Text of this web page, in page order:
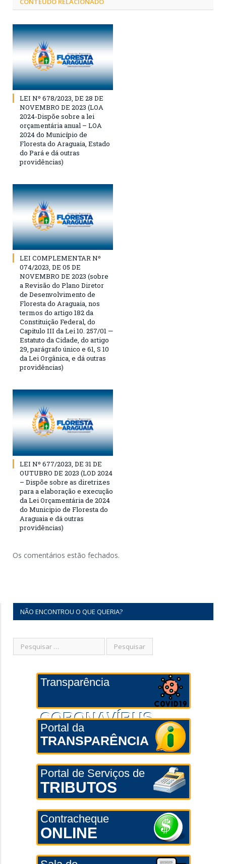
LEI Nº 678/2023, DE 28 DE
NOVEMBRO DE 2023 (LOA
2024-Dispõe sobre a lei
orçamentária anual – LOA
2024 do Município de
Floresta do Araguaia, Estado
do Pará e dá outras
providências)
LEI COMPLEMENTAR Nº
074/2023, DE 05 DE
NOVEMBRO DE 2023 (sobre
a Revisão do Plano Diretor
de Desenvolvimento de
Floresta do Araguaia, nos
termos do artigo 182 da
Constituição Federal, do
Capitulo III da Lei 10. 257/01 —
Estatuto da Cidade, do artigo
29, parágrafo único e 61, S 10
da Lei Orgânica, e dá outras
providências)
LEI Nº 677/2023, DE 31 DE
OUTUBRO DE 2023 (LOD 2024
– Dispõe sobre as diretrizes
para a elaboração e execução
da Lei Orçamentária de 2024
do Municipio de Floresta do
Araguaia e dá outras
providências)
Os comentários estão fechados.
NÃO ENCONTROU O QUE QUERIA?
Transparência
CORONAVÍRUS
Portal da
TRANSPARÊNCIA
Portal de Serviços de
TRIBUTOS
Contracheque
ONLINE